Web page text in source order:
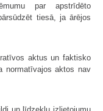
par apstrīdēto
tiesā, ja ārējos
aktus un faktisko
normatīvajos aktos nav